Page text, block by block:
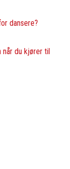
dansere?
når du kjører til